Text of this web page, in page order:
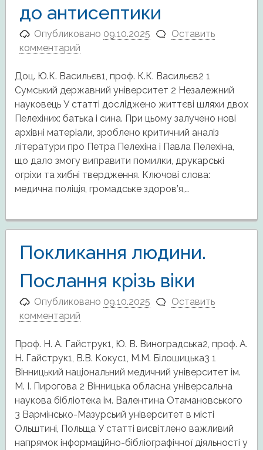
до антисептики
Опубликовано 09.10.2025
Оставить
комментарий
Доц. Ю.К. Васильєв1, проф. К.К. Васильєв2 1
Сумський державний університет 2 Незалежний
науковець У статті досліджено життєві шляхи двох
Пелехіних: батька і сина. При цьому залучено нові
архівні матеріали, зроблено критичний аналіз
літератури про Петра Пелехіна і Павла Пелехіна,
що дало змогу виправити помилки, друкарські
огріхи та хибні твердження. Ключові слова:
медична поліція, громадське здоров’я,…
Покликання людини.
Послання крізь віки
Опубликовано 09.10.2025
Оставить
комментарий
Проф. Н. А. Гайструк1, Ю. В. Виноградська2, проф. А.
Н. Гайструк1, В.В. Кокус1, М.М. Білошицька3 1
Вінницький національний медичний університет ім.
М. І. Пирогова 2 Вінницька обласна універсальна
наукова бібліотека ім. Валентина Отамановського
3 Вармінсько-Мазурсьий університет в місті
Ольштині, Польща У статті висвітлено важливий
напрямок інформаційно-бібліографічної діяльності у